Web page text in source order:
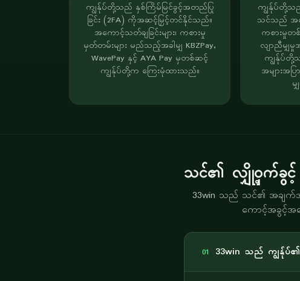
ကျွန်ုပ်တို့သည် နှစ်ကြိမ်မြင်ခွင့်အတည်ပြု
ခြင်း (2FA) ကိုအဆင့်မြှင့်တင်နိုင်သည်။
အကောင့်သတ်ချခြင်းများ၊ ကစားမှု
မှတ်တမ်းများ မည်သည့်အခါမျှ KBZPay,
WavePay နှင့် AYA Pay မှတစ်ဆင့်
ကျွန်ုပ်တို့က ကြေးမုံထားသည်။
ကျွန်ုပ်တို့သ
သင်သည် အက
ကစားမှုတစ်
လျာညီမျှမှု
ကျွန်ုပ်တို့
အများအပ
သင်၏ လျှို့ဝှက်ခွင့် အ
33win သည် သင်၏ အချ
ကောင့်အခွင့်အရ
01 33win သည် ကျွန်ု